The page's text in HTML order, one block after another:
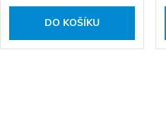
DO KOŠÍKU